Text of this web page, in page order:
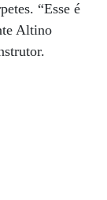
“Esse é
Altino